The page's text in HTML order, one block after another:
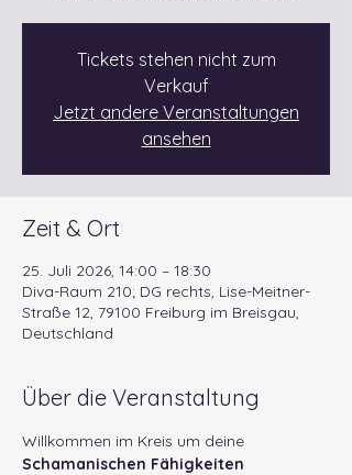
Tickets stehen nicht zum
Verkauf
Jetzt andere Veranstaltungen
ansehen
Zeit & Ort
25. Juli 2026, 14:00 – 18:30
Diva-Raum 210; DG rechts, Lise-Meitner-
Straße 12, 79100 Freiburg im Breisgau,
Deutschland
Über die Veranstaltung
Willkommen im Kreis um deine
Schamanischen Fähigkeiten